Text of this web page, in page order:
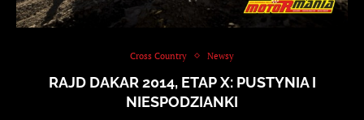
Cross Country Newsy
RAJD DAKAR 2014, ETAP X: PUSTYNIA I
NIESPODZIANKI